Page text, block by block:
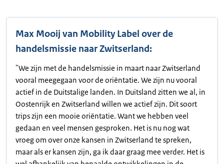
Max Mooij van Mobility Label over de
handelsmissie naar Zwitserland:
"We zijn met de handelsmissie in maart naar Zwitserland
vooral meegegaan voor de oriëntatie. We zijn nu vooral
actief in de Duitstalige landen. In Duitsland zitten we al, in
Oostenrijk en Zwitserland willen we actief zijn. Dit soort
trips zijn een mooie oriëntatie. Want we hebben veel
gedaan en veel mensen gesproken. Het is nu nog wat
vroeg om over onze kansen in Zwitserland te spreken,
maar als er kansen zijn, ga ik daar graag mee verder. Het is